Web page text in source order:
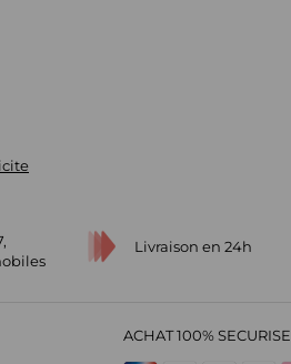
Livraison en 24h
ACHAT 100% SECURISE